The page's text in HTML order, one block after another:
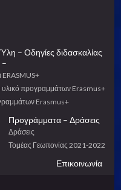
Ύλη – Οδηγίες διδασκαλίας
–
προγραμμάτων Erasmus+
Erasmus+
Προγράμματα – Δράσεις
Δράσεις
Τομέας Γεωπονίας 2021-2022
Επικοινωνία